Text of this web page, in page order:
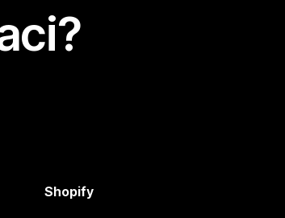
Shopify